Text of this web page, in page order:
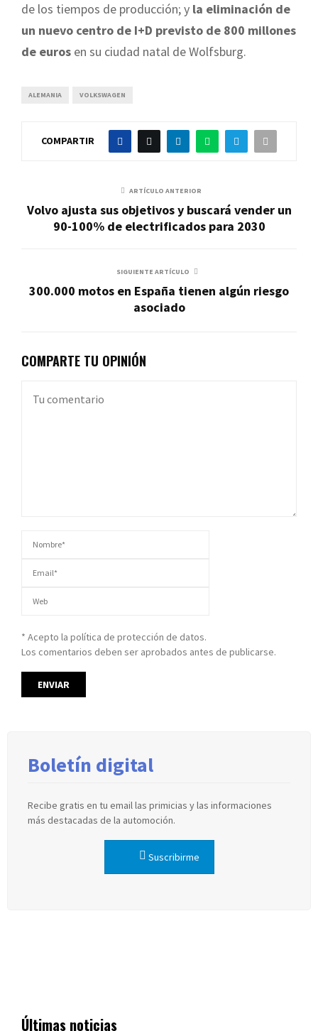
de los tiempos de producción; y la eliminación de
un nuevo centro de I+D previsto de 800 millones
de euros en su ciudad natal de Wolfsburg.
ALEMANIA VOLKSWAGEN
COMPARTIR
ARTÍCULO ANTERIOR
Volvo ajusta sus objetivos y buscará vender un
90-100% de electrificados para 2030
SIGUIENTE ARTÍCULO
300.000 motos en España tienen algún riesgo
asociado
COMPARTE TU OPINIÓN
* Acepto la política de protección de datos.
Los comentarios deben ser aprobados antes de publicarse.
Boletín digital
Recibe gratis en tu email las primicias y las informaciones
más destacadas de la automoción.
Suscribirme
Últimas noticias